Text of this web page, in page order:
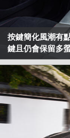
按鍵簡化風潮有
鍵且仍會保留多